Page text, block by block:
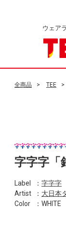
ウェア
全商品 TEE
字字字「
Label ： 字字字
Artist
： 大日本
Color
：WHITE